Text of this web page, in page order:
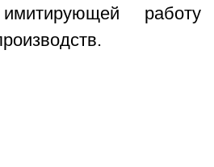
имитирующей